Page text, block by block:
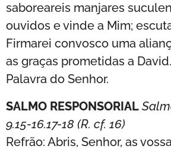
saboreareis manjares
ouvidos e vinde a Mim;
Firmarei convosco uma
as graças prometidas a David.
Palavra do Senhor.
SALMO RESPONSORIAL
9.15-16.17-18 (R. cf. 16)
Refrão: Abris, Senhor, as